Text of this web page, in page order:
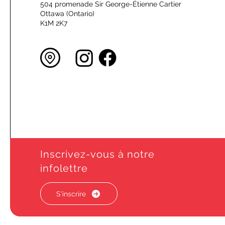
504 promenade Sir George-Étienne Cartier
Ottawa (Ontario)
K1M 2K7
Inscrivez-vous à notre
infolettre
S'inscrire